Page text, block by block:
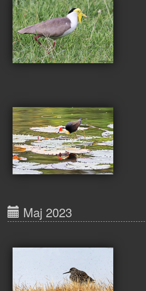
Maj 2023